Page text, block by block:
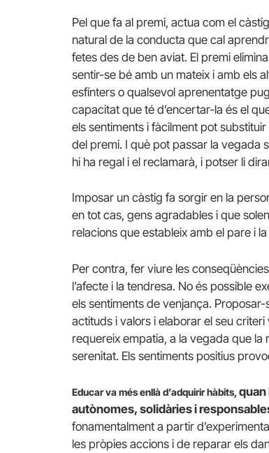
Pel que fa al premi, actua com el
natural de la conducta que cal
fetes des de ben aviat. El premi
sentir-se bé amb un mateix i amb els
esfínters o qualsevol aprenentatge
capacitat que té d’encertar-la és el
els sentiments i fàcilment pot
del premi. I què pot passar la vegada
hi ha regal i el reclamarà, i potser li
Imposar un càstig fa sorgir en la
en tot cas, gens agradables i que
relacions que estableix amb el pare i
Per contra, fer viure les
l’afecte i la tendresa. No és possible
els sentiments de venjança.
actituds i valors i elaborar el seu
requereix empatia, a la vegada que
serenitat. Els sentiments positius
Educar va més enllà d’adquirir hàbits, quan
autònomes, solidàries i
fonamentalment a partir
les pròpies accions i de reparar els